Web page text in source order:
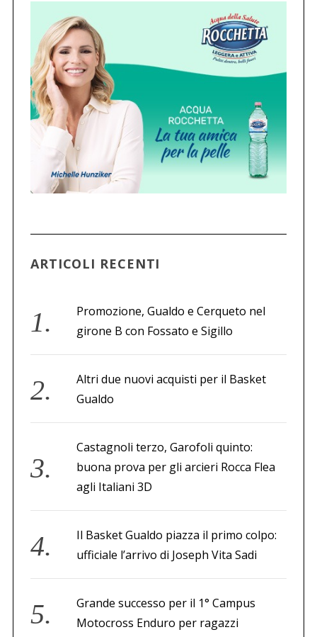
ARTICOLI RECENTI
Promozione, Gualdo e Cerqueto nel
girone B con Fossato e Sigillo
Altri due nuovi acquisti per il Basket
Gualdo
Castagnoli terzo, Garofoli quinto:
buona prova per gli arcieri Rocca Flea
agli Italiani 3D
Il Basket Gualdo piazza il primo colpo:
ufficiale l’arrivo di Joseph Vita Sadi
Grande successo per il 1° Campus
Motocross Enduro per ragazzi